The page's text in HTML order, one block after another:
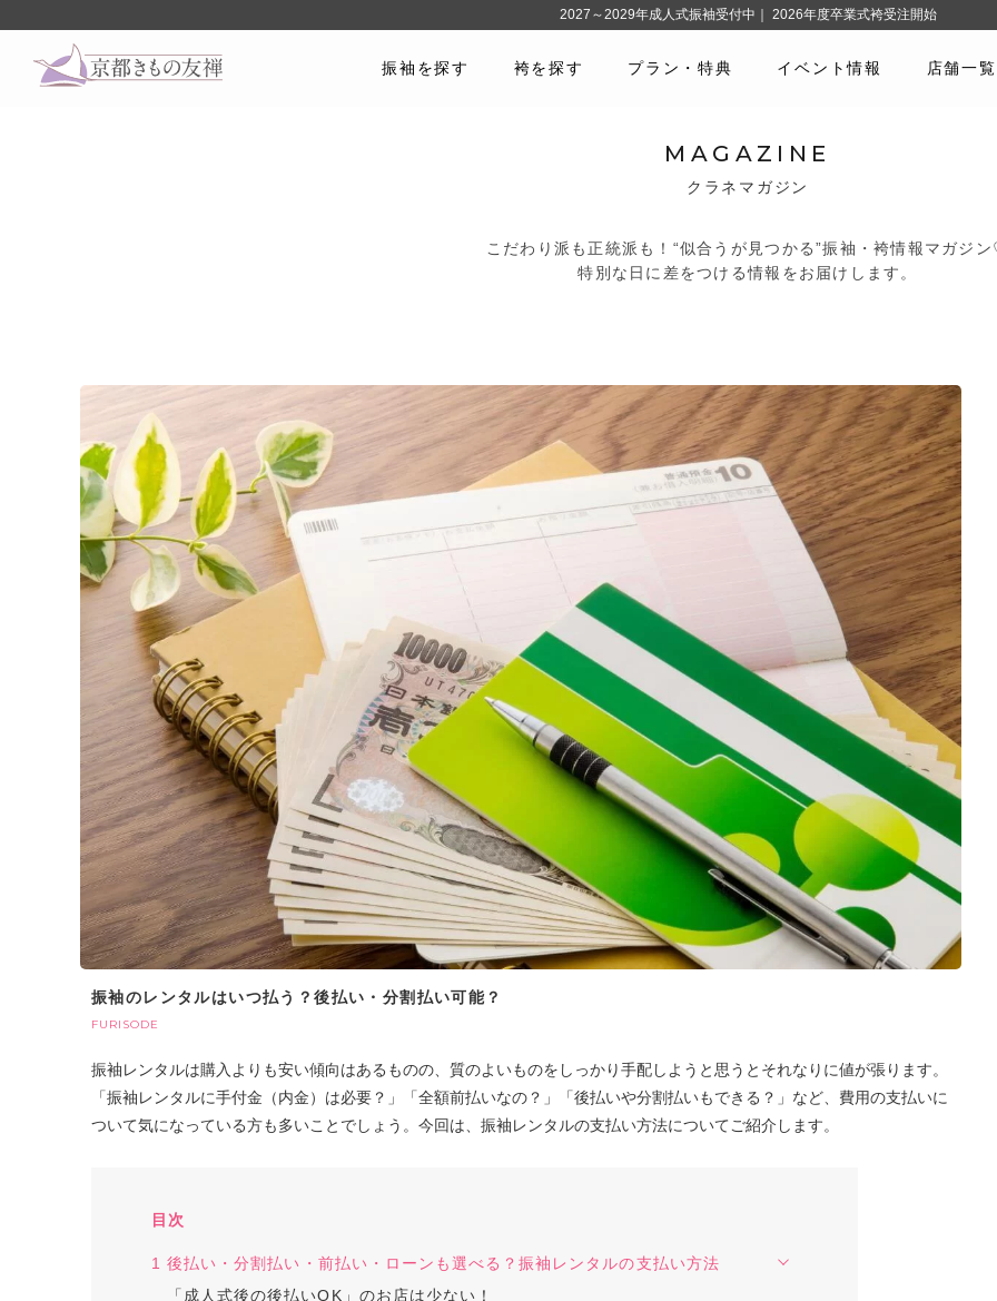
振袖を探す 袴を探す プラン・特典 イベント情報 店舗一覧
MAGAZINE
クラネマガジン
こだわり派も正統派も！“似合うが見つかる”振袖・袴情報マガジ
特別な日に差をつける情報をお届けします。
振袖のレンタルはいつ払う？後払い・分割払い可能？
FURISODE
振袖レンタルは購入よりも安い傾向はあるものの、質のよいものをしっかり手配しようと思うとそれなりに値が張ります。
「振袖レンタルに手付金（内金）は必要？」「全額前払いなの？」「後払いや分割払いもできる？」など、費用の支払いに
ついて気になっている方も多いことでしょう。今回は、振袖レンタルの支払い方法についてご紹介します。
目次
1 後払い・分割払い・前払い・ローンも選べる？振袖レンタルの支払い方法
「成人式後の後払いOK」のお店は少ない！
2027～2029年成人式振袖受付中｜ 2026年度卒業式袴受注開始